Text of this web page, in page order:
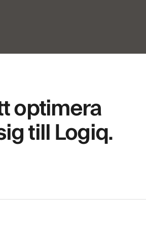
optimera
till Logiq.